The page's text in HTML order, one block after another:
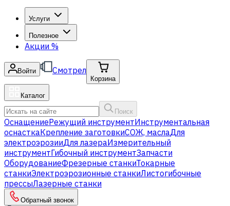
Услуги
Полезное
Акции %
Войти Смотрел
Корзина
Каталог
Поиск
ОснащениеРежущий инструментИнструментальная
оснасткаКрепление заготовкиСОЖ, маслаДля
электроэрозииДля лазераИзмерительный
инструментГибочный инструментЗапчасти
ОборудованиеФрезерные станкиТокарные
станкиЭлектроэрозионные станкиЛистогибочные
прессыЛазерные станки
Обратный звонок